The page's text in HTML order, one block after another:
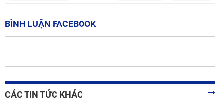
BÌNH LUẬN FACEBOOK
CÁC TIN TỨC KHÁC